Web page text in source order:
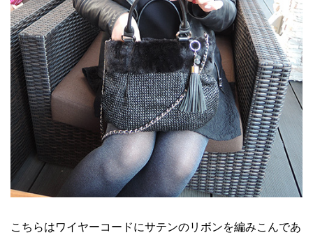
こちらはワイヤーコードにサテンのリボンを編みこんであ